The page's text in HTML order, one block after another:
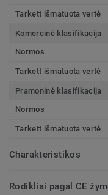
Tarkett išmatuota vertė
Komercinė klasifikacija
Normos
Tarkett išmatuota vertė
Pramoninė klasifikacija
Normos
Tarkett išmatuota vertė
Charakteristikos
Rodikliai pagal CE